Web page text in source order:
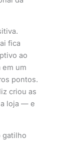
fica
ao
em um
pontos.
criou as
loja — e
gatilho